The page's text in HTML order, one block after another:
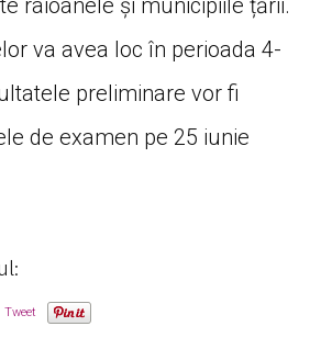
raioanele și municipiile țării.
va avea loc în perioada 4-
preliminare vor fi
de examen pe 25 iunie
Tweet